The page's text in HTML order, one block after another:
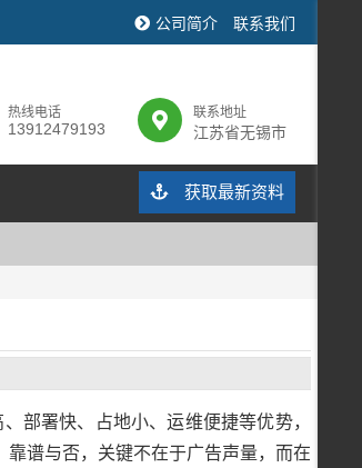
公司简介 联系我们
热线电话
13912479193
联系地址
江苏省无锡市
获取最新资料
部署快、占地小、运维便捷等优势，
靠谱与否，关键不在于广告声量，而在